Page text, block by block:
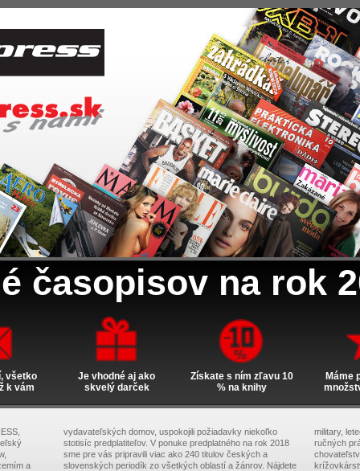
časopisov na rok
všetko
k vám
Je vhodné aj ako
skvelý darček
Získate s ním zľavu 10
% na knihy
Máme
a
vydavateľských domov, uspokojili požiadavky niekoľko
stotisíc predplatiteľov. V ponuke predplatného na rok 2018
sme pre vás pripravili viac ako 240 titulov českých a
slovenských periodík zo všetkých oblastí a žánrov. Nájdete
military,
ručných